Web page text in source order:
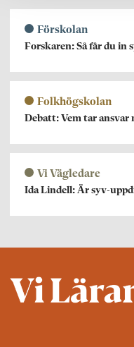
Förskolan
Forskaren: Så får du in
Folkhögskolan
Debatt: Vem tar
Vi Vägledare
Ida Lindell: Är syv-